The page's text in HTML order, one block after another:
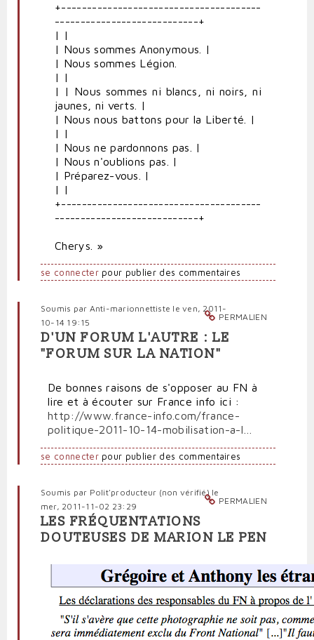
+---------------------------------------
----------------------------+
| |
| Nous sommes Anonymous. |
| Nous sommes Légion.
| |
| | Nous sommes ni blancs, ni noirs, ni
jaunes, ni verts. |
| Nous nous battons pour la Liberté. |
| |
| Nous ne pardonnons pas. |
| Nous n'oublions pas. |
| Préparez-vous. |
| |
+---------------------------------------
----------------------------+
Cherys. »
se connecterpour publier des commentaires
PERMALIEN
Soumis par Anti-marionnettiste le ven, 2011-
10-14 19:15
D'UN FORUM L'AUTRE : LE
"FORUM SUR LA NATION"
De bonnes raisons de s'opposer au FN à
lire et à écouter sur France info ici :
http://www.france-info.com/france-
politique-2011-10-14-mobilisation-a-l…
se connecterpour publier des commentaires
PERMALIEN
Soumis par Polit'producteur (non vérifié)le
mer, 2011-11-02 23:29
LES FRÉQUENTATIONS
DOUTEUSES DE MARION LE PEN